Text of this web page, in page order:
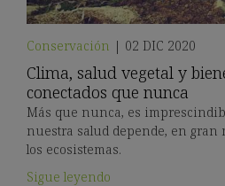
Conservación | 02 DIC 2020
Clima, salud vegetal y
conectados que nunca
Más que nunca, es
nuestra salud depende, en gran
los ecosistemas.
Sigue leyendo